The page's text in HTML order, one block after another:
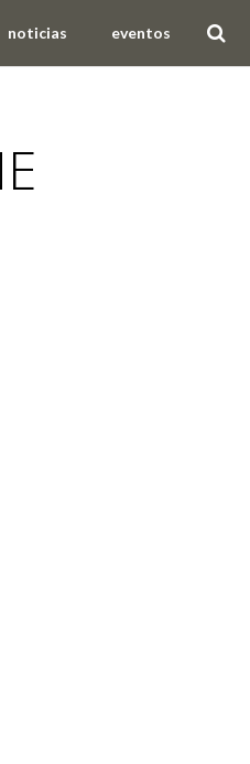
noticias eventos